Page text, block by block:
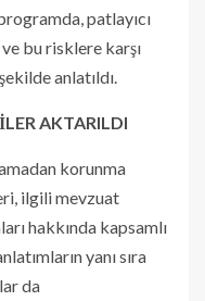
patlayıcı
bu risklere karşı
anlatıldı.
AKTARILDI
korunma
ilgili mevzuat
hakkında kapsamlı
yanı sıra
da